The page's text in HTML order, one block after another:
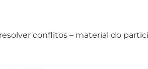
conflitos – material do